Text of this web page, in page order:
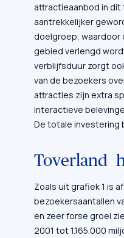
attractieaanbod in
aantrekkelijker
doelgroep, waardoor
gebied verlengd
verblijfsduur zorgt
van de bezoekers
attracties zijn extra
interactieve
De totale investering
Toverland
Zoals uit grafiek 1 is
bezoekersaantallen
en zeer forse groei
2001 tot 1.165.000